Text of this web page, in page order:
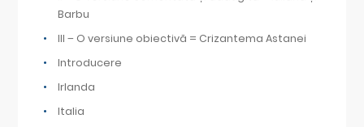
Barbu
III – O versiune obiectivă = Crizantema Astanei
Introducere
Irlanda
Italia